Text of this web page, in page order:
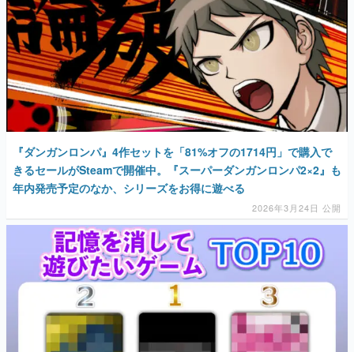
アプリレビュー
その他
電ファミニコゲーマーとは？
運営：株式会社マレ
『ダンガンロンパ』4作セットを「81%オフの1714円」で購入で
きるセールがSteamで開催中。『スーパーダンガンロンパ2×2』も
年内発売予定のなか、シリーズをお得に遊べる
2026年3月24日 公開